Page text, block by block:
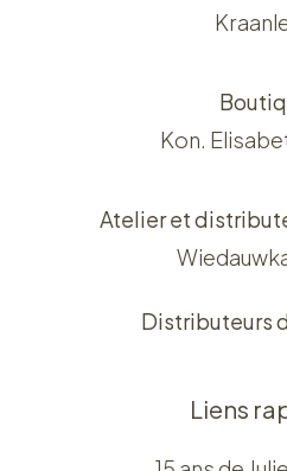
Kon.
Atelier et
Distributeurs
Liens